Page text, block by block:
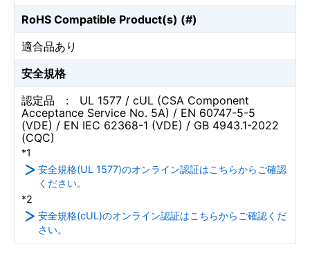
RoHS Compatible Product(s) (#)
適合品あり
安全規格
認定品 : UL 1577 / cUL (CSA Component
Acceptance Service No. 5A) / EN 60747-5-5
(VDE) / EN IEC 62368-1 (VDE) / GB 4943.1-2022
(CQC)
*1
安全規格(UL 1577)のオンライン認証はこちらからご確認
ください。
*2
安全規格(cUL)のオンライン認証はこちらからご確認くだ
さい。